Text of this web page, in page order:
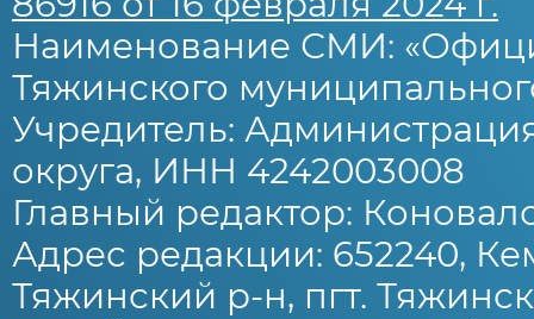
Наименование СМИ:
Тяжинского
Учредитель:
округа, ИНН 4242003008
Главный редактор:
Адрес редакции: 652240,
Тяжинский р-н, пгт.